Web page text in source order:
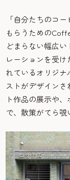
「自分たちのコ
もらうための
どまらない幅広
レーションを受
れているオリジ
ストがデザイン
ト作品の展示や
で、散策がてら覗